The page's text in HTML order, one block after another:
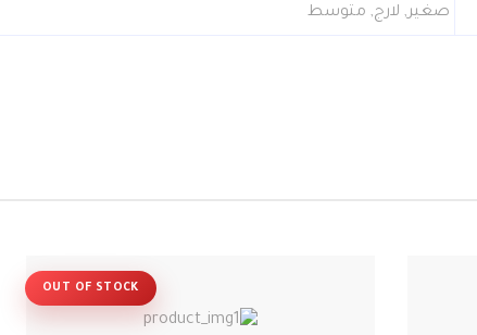
صغير, لارج, متوسط
OUT OF STOCK